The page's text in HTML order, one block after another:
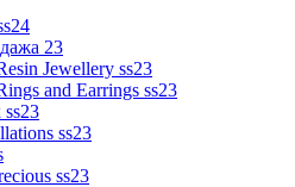
23
Jewellery ss23
and Earrings ss23
ss23
ss23
ss23